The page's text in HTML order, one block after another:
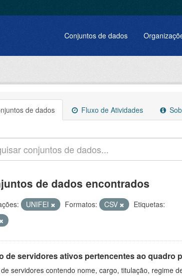
Conjuntos de dados
de dados Fluxo de Atividades
de dados encontrados
UNIFEI Formatos: CSV
Etiquetas:
de servidores ativos pertencentes ao quadro
servidores contendo nome, cargo, titulação, regime